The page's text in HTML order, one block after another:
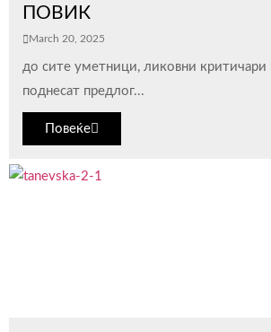
ПОВИК
March 20, 2025
до сите уметници, ликовни критичари
поднесат предлог...
Повеќе